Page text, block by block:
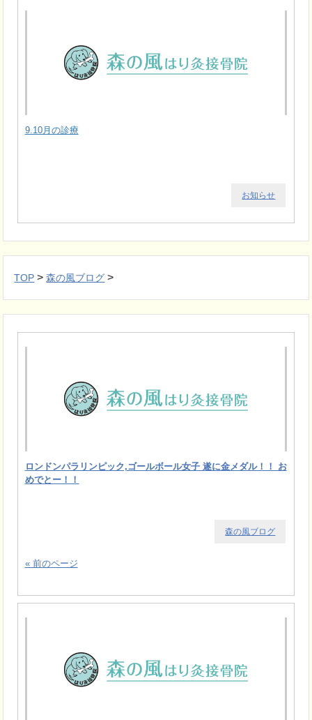
9.10月の診療
お知らせ
TOP >森の風ブログ >
ロンドンパラリンピック,ゴールボール女子 遂に金メダル！！ お
めでとー！！
森の風ブログ
« 前のページ